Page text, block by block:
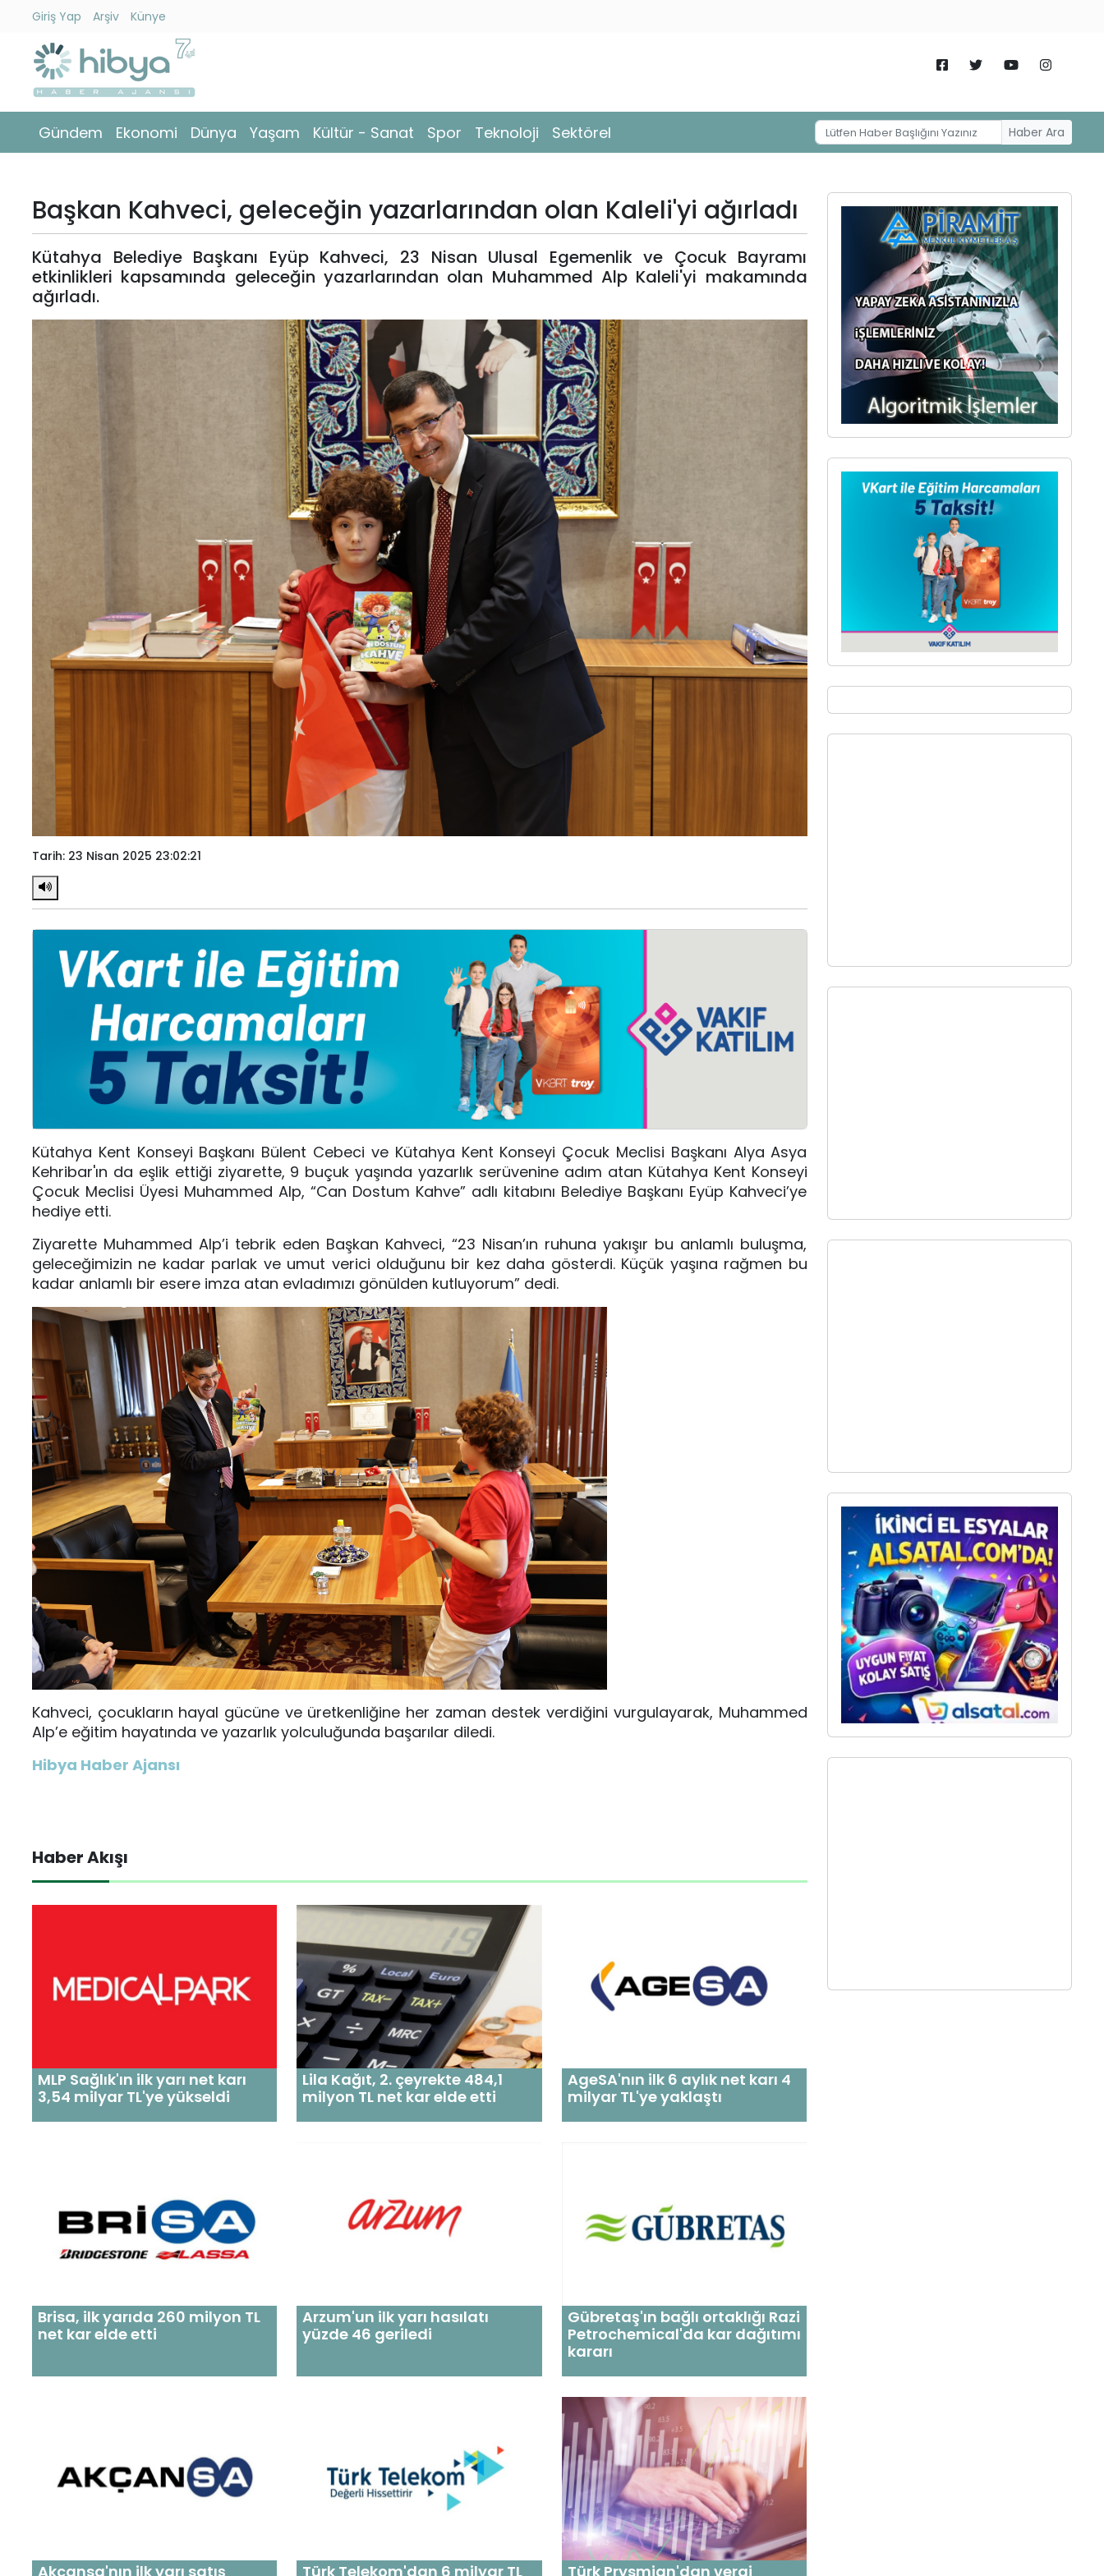
Giriş Yap Arşiv Künye
Gündem Ekonomi Dünya Yaşam Kültür - Sanat Spor Teknoloji Sektörel Haber Ara
Gündem
Ekonomi
Yaşam
Kültür
Sanat
Teknoloji
Başkan Kahveci, geleceğin yazarlarından olan Kaleli'yi ağırladı
Kütahya Belediye Başkanı Eyüp Kahveci, 23 Nisan Ulusal Egemenlik ve Çocuk Bayramı
etkinlikleri kapsamında geleceğin yazarlarından olan Muhammed Alp Kaleli'yi makamında
ağırladı.
Tarih: 23 Nisan 2025 23:02:21
Kütahya Kent Konseyi Başkanı Bülent Cebeci ve Kütahya Kent Konseyi Çocuk Meclisi Başkanı Alya Asya
Kehribar'ın da eşlik ettiği ziyarette, 9 buçuk yaşında yazarlık serüvenine adım atan Kütahya Kent Konseyi
Çocuk Meclisi Üyesi Muhammed Alp, “Can Dostum Kahve” adlı kitabını Belediye Başkanı Eyüp Kahveci’ye
hediye etti.
Ziyarette Muhammed Alp’i tebrik eden Başkan Kahveci, “23 Nisan’ın ruhuna yakışır bu anlamlı buluşma,
geleceğimizin ne kadar parlak ve umut verici olduğunu bir kez daha gösterdi. Küçük yaşına rağmen bu
kadar anlamlı bir esere imza atan evladımızı gönülden kutluyorum” dedi.
Kahveci, çocukların hayal gücüne ve üretkenliğine her zaman destek verdiğini vurgulayarak, Muhammed
Alp’e eğitim hayatında ve yazarlık yolculuğunda başarılar diledi.
Hibya Haber Ajansı
Haber Akışı
MLP Sağlık'ın ilk yarı net karı
3,54 milyar TL'ye yükseldi
Lila Kağıt, 2. çeyrekte 484,1
milyon TL net kar elde etti
AgeSA'nın ilk 6 aylık net karı 4
milyar TL'ye yaklaştı
Brisa, ilk yarıda 260 milyon TL
net kar elde etti
Arzum'un ilk yarı hasılatı
yüzde 46 geriledi
Gübretaş'ın bağlı ortaklığı Razi
Petrochemical'da kar dağıtımı
kararı
Akçansa'nın ilk yarı satış Türk Telekom'dan 6 milyar TL Türk Prysmian'dan vergi